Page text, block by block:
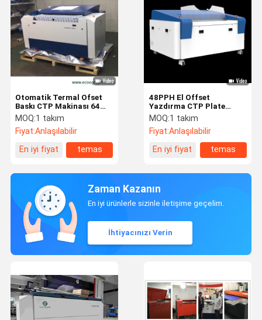
Otomatik Termal Ofset
Baskı CTP Makinası 64
Kanal
MOQ:1 takım
Fiyat:Anlaşılabilir
En iyi fiyat
temas
48PPH El Offset
Yazdırma CTP Plate
Makinesi
MOQ:1 takım
Fiyat:Anlaşılabilir
En iyi fiyat
temas
Zaman Kazanın
En iyi ürünlerle sizinle iletişime geçelim.
İhtiyacınızı Verin